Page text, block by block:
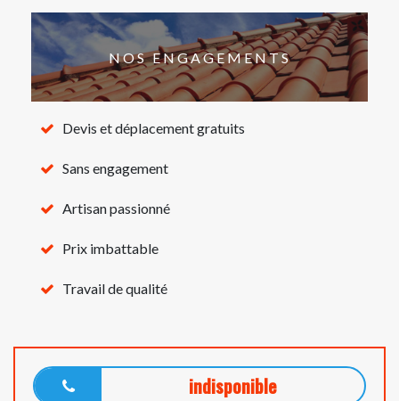
NOS ENGAGEMENTS
Devis et déplacement gratuits
Sans engagement
Artisan passionné
Prix imbattable
Travail de qualité
indisponible